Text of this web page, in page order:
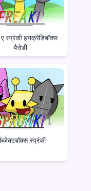
स्प्रंकी इनक्रेडिबॉक्स
पैरोडी
स्प्रंकी